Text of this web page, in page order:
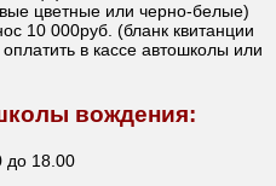
цветные или черно-белые)
10 000руб. (бланк квитанции
в кассе автошколы или
вождения:
до 18.00